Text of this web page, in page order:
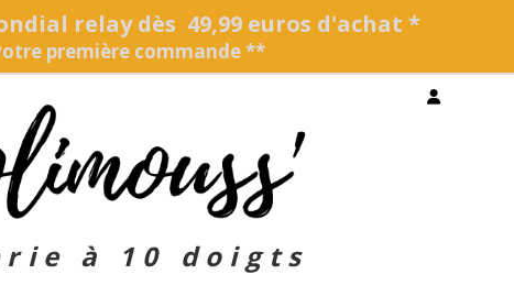
relay dès 49,99 euros d'achat *
première commande **
à 10 doigts